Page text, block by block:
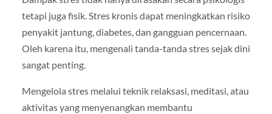
tetapi juga fisik. Stres kronis dapat meningkatkan risiko
penyakit jantung, diabetes, dan gangguan pencernaan.
Oleh karena itu, mengenali tanda-tanda stres sejak dini
sangat penting.
Mengelola stres melalui teknik relaksasi, meditasi, atau
aktivitas yang menyenangkan membantu